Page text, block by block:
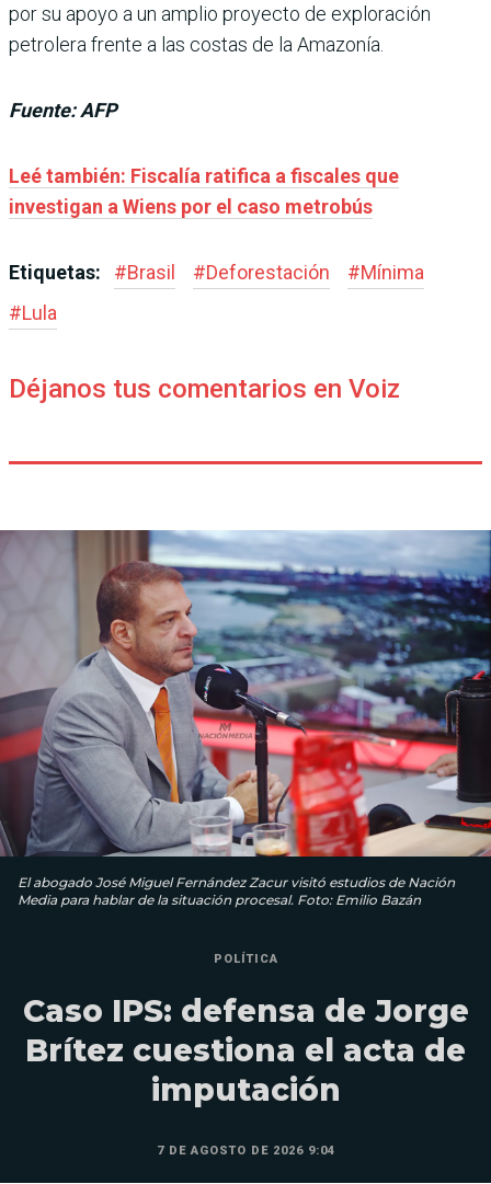
por su apoyo a un amplio proyecto de exploración
petrolera frente a las costas de la Amazonía.
Fuente: AFP
Leé también: Fiscalía ratifica a fiscales que
investigan a Wiens por el caso metrobús
Etiquetas: #Brasil #Deforestación #Mínima
#Lula
Déjanos tus comentarios en Voiz
El abogado José Miguel Fernández Zacur visitó estudios de Nación
Media para hablar de la situación procesal. Foto: Emilio Bazán
POLÍTICA
Caso IPS: defensa de Jorge
Brítez cuestiona el acta de
imputación
7 DE AGOSTO DE 2026 9:04